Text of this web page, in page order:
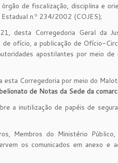
de fiscalização, disciplina e
n.º 234/2002 (COJES);
desta Corregedoria Geral da
ofício, a publicação de Ofício-
apostilantes por meio
esta Corregedoria por meio do
de Notas da Sede da
a inutilização de papéis de
Membros do Ministério Público,
os comunicados em anexo e